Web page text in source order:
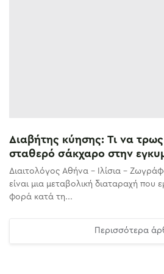
Διαβήτης κύησης: Τι να
σταθερό σάκχαρο στην
Διαιτολόγος Αθήνα – Ιλίσια –
είναι μια μεταβολική διαταραχή που
φορά κατά τη...
Περισσότερα